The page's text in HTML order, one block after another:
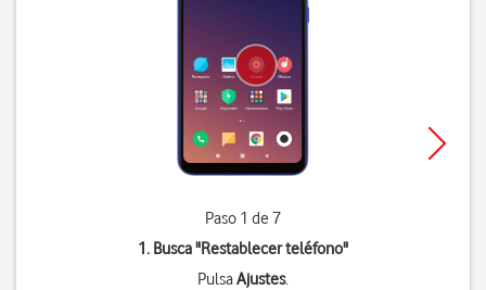
Paso 1 de 7
1. Busca "Restablecer teléfono"
PulsaAjustes.